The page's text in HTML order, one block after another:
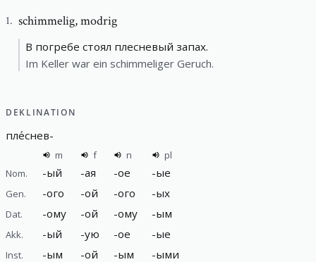
1. schimmelig,modrig
В погребе стоял плесневый запах.
Im Keller war ein schimmeliger Geruch.
DEKLINATION
пле́снев-
m f n
pl
Nom.
-ый -ая -ое -ые
Gen. -ого -ой -ого -ых
Dat. -ому -ой -ому -ым
Akk. -ый -ую -ое -ые
Inst. -ым -ой -ым -ыми